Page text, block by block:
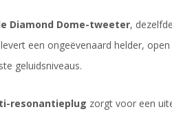
Diamond Dome-tweeter,
een ongeëvenaard helder, open
geluidsniveaus.
resonantieplug zorgt voor een